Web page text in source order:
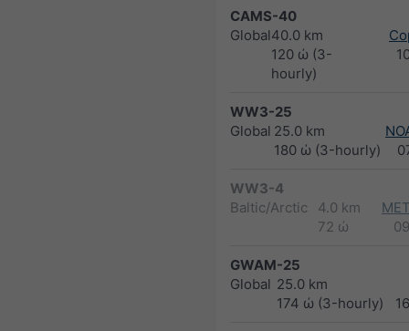
CAMS-40
Global40.0 km
120 ώ (3-
hourly)
WW3-25
Global 25.0 km
180 ώ (3-hourly)
WW3-4
Baltic/Arctic
4.0 km
72 ώ
GWAM-25
Global 25.0 km
174 ώ (3-hourly)